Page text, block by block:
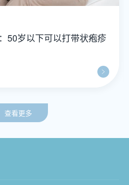
50岁以下可以打带状疱疹
查看更多